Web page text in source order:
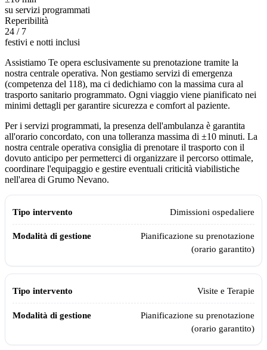
su servizi programmati
Reperibilità
24 / 7
festivi e notti inclusi
Assistiamo Te opera esclusivamente su prenotazione tramite la
nostra centrale operativa. Non gestiamo servizi di emergenza
(competenza del 118), ma ci dedichiamo con la massima cura al
trasporto sanitario programmato. Ogni viaggio viene pianificato nei
minimi dettagli per garantire sicurezza e comfort al paziente.
Per i servizi programmati, la presenza dell'ambulanza è garantita
all'orario concordato, con una tolleranza massima di ±10 minuti. La
nostra centrale operativa consiglia di prenotare il trasporto con il
dovuto anticipo per permetterci di organizzare il percorso ottimale,
coordinare l'equipaggio e gestire eventuali criticità viabilistiche
nell'area di Grumo Nevano.
Modalità di gestione e pianificazione dell'ambulanza privata
Tipo intervento
Dimissioni ospedaliere
Pianificazione su prenotazione
(orario garantito)
Visite e Terapie
Pianificazione su prenotazione
(orario garantito)